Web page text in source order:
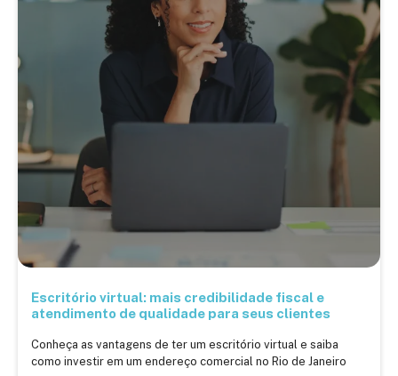
Escritório virtual: mais credibilidade fiscal e
atendimento de qualidade para seus clientes
Conheça as vantagens de ter um escritório virtual e saiba
como investir em um endereço comercial no Rio de Janeiro